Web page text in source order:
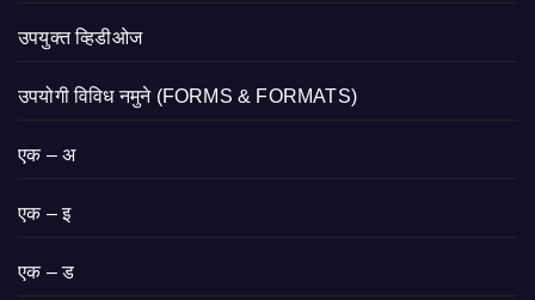
उपयुक्त व्हिडीओज
उपयोगी विविध नमुने (FORMS & FORMATS)
एक – अ
एक – इ
एक – ड